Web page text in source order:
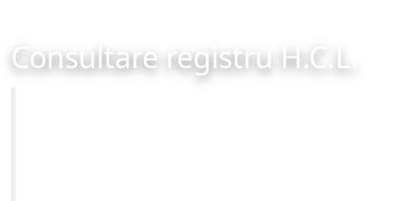
Consultare registru H.C.L.